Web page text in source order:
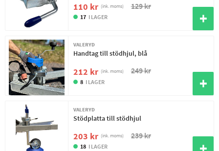
110 kr (ink. moms) 129 kr
17 I LAGER
VALERYD
Handtag till stödhjul, blå
212 kr (ink. moms) 249 kr
8 I LAGER
VALERYD
Stödplatta till stödhjul
203 kr (ink. moms) 239 kr
18 I LAGER